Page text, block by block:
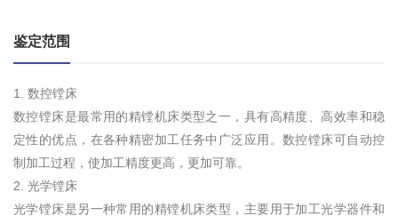
鉴定范围
1. 数控镗床
数控镗床是最常用的精镗机床类型之一，具有高精度、高效率和稳
定性的优点，在各种精密加工任务中广泛应用。数控镗床可自动控
制加工过程，使加工精度更高，更加可靠。
2. 光学镗床
光学镗床是另一种常用的精镗机床类型，主要用于加工光学器件和